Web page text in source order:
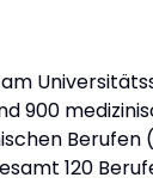
900
120